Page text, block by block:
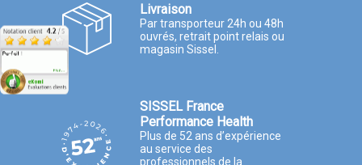
Livraison
Par transporteur 24h ou 48h
ouvrés, retrait point relais ou
magasin Sissel.
SISSEL France
Performance Health
Plus de 52 ans d’expérience
au service des
professionnels de la